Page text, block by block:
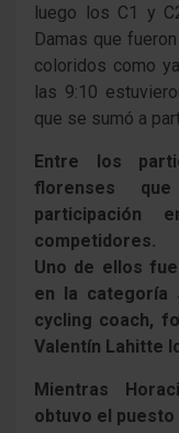
luego los C1 y
Damas que
coloridos como
las 9:10
que se sumó a
Entre los
florenses
competidores.
Uno de ellos
en la categoría
cycling coach,
Valentín Lahitte
Mientras
obtuvo el puesto